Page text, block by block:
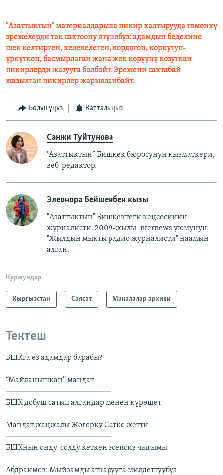
"Азаттыктын" материалдарына пикир калтырууда төмөнкү
эрежелерди так сактоону өтүнөбүз: адамдын беделине
шек келтирген, келекелеген, кордогон, коркутуп-
үркүткөн, басмырлаган жана жек көрүүнү козуткан
пикирлерди жазууга болбойт. Эрежени сактабай
жазылган пикирлер жарыяланбайт.
Бөлүшүңүз Катталыңыз
Санжи Туйтунова
“Азаттыктын” Бишкек бюросунун кызматкери,
веб-редактор.
Элеонора Бейшенбек кызы
"Азаттыктын" Бишкектеги кеңсесинин
журналисти. 2009-жылы Internews уюмунун
"Жылдын мыкты радио журналисти" наамын
алган.
Куржундар
Кыргызстан Саясат Макалалар архиви
Тектеш
БШКга өз адамдар барабы?
“Майланышкан” мандат
БШК добуш сатып алгандар менен күрөшөт
Мандат жаңжалы Жогорку Сотко жетти
БШКнын оңду-солду кеткен эсепсиз чыгымы
Абдраимов: Мыйзамды аткарууга милдеттүүбүз